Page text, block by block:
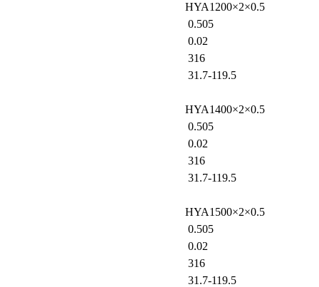
HYA1200×2×0.5
0.505
0.02
316
31.7-119.5
HYA1400×2×0.5
0.505
0.02
316
31.7-119.5
HYA1500×2×0.5
0.505
0.02
316
31.7-119.5